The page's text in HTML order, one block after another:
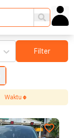
Filter
Waktu